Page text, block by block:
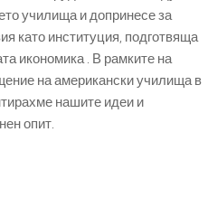
училища и допринесе за
като институция, подготвяща
икономика . В рамките на
на американски училища в
нашите идеи и
опит.